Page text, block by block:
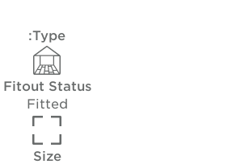
Type:
Fitout Status
Fitted
Size